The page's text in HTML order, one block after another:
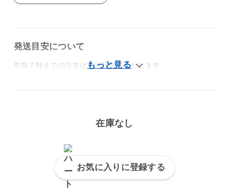
発送目安について
午前７時までの注文は、当日発送いたします。
在庫なし
お気に入りに登録する